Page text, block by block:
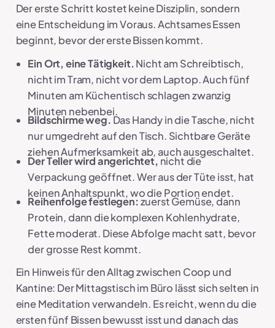
Der erste Schritt kostet keine Disziplin, sondern
eine Entscheidung im Voraus. Achtsames Essen
beginnt, bevor der erste Bissen kommt.
Ein Ort, eine Tätigkeit.Nicht am Schreibtisch,
nicht im Tram, nicht vor dem Laptop. Auch fünf
Minuten am Küchentisch schlagen zwanzig
Minuten nebenbei.
Bildschirme weg. Das Handy in die Tasche, nicht
nur umgedreht auf den Tisch. Sichtbare Geräte
ziehen Aufmerksamkeit ab, auch ausgeschaltet.
Der Teller wird angerichtet,nicht die
Verpackung geöffnet. Wer aus der Tüte isst, hat
keinen Anhaltspunkt, wo die Portion endet.
Reihenfolge festlegen:zuerst Gemüse, dann
Protein, dann die komplexen Kohlenhydrate,
Fette moderat. Diese Abfolge macht satt, bevor
der grosse Rest kommt.
Ein Hinweis für den Alltag zwischen Coop und
Kantine: Der Mittagstisch im Büro lässt sich selten in
eine Meditation verwandeln. Es reicht, wenn du die
ersten fünf Bissen bewusst isst und danach das